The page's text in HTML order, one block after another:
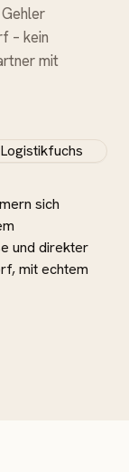
– kein
mit
sich
und direkter
mit echtem